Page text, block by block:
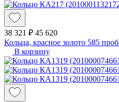
38 321 ₽ 45 620
Кольца, красное золото 585
В корзину